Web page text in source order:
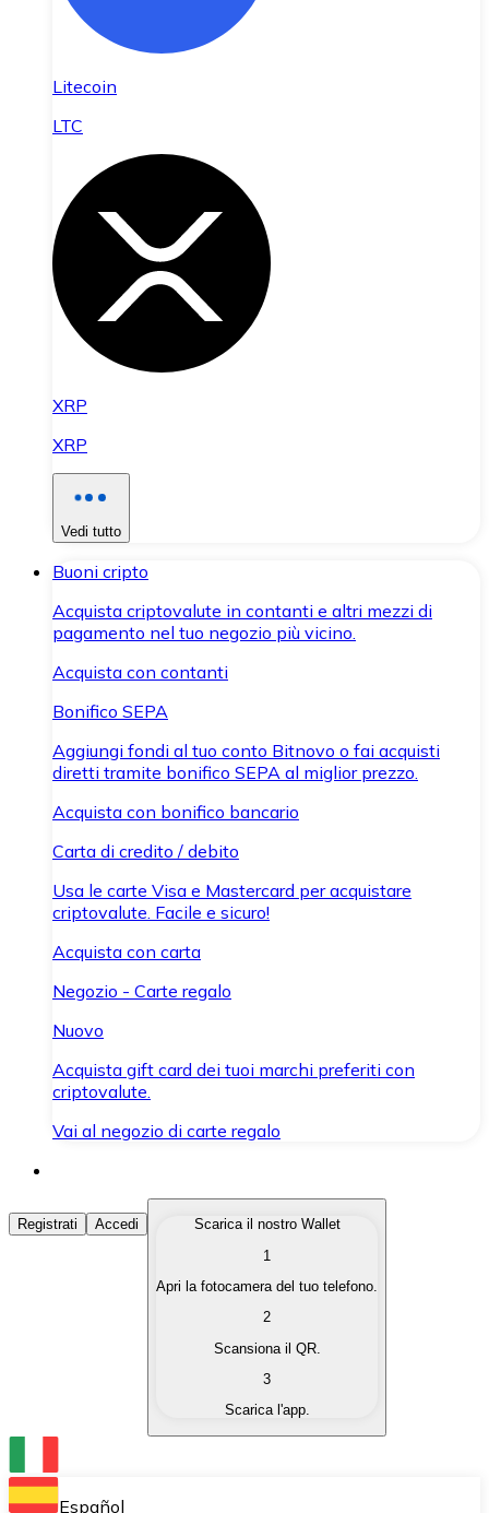
Litecoin
LTC
XRP
XRP
Vedi tutto
Buoni cripto
Acquista criptovalute in contanti e altri mezzi di
pagamento nel tuo negozio più vicino.
Acquista con contanti
Bonifico SEPA
Aggiungi fondi al tuo conto Bitnovo o fai acquisti
diretti tramite bonifico SEPA al miglior prezzo.
Acquista con bonifico bancario
Carta di credito / debito
Usa le carte Visa e Mastercard per acquistare
criptovalute. Facile e sicuro!
Acquista con carta
Negozio - Carte regalo
Nuovo
Acquista gift card dei tuoi marchi preferiti con
criptovalute.
Vai al negozio di carte regalo
Acquista Criptovalute
Acquista le criptovalute che ti interessano in modo
Converti le tue criptovalute in valuta fiat quando ne
Scambia una criptovaluta con un'altra
Conserva le tue cripto in un Wallet self-custodial.
Registrati Accedi
Scarica il nostro Wallet
1
Apri la fotocamera del tuo telefono.
2
Scansiona il QR.
3
Scarica l'app.
Español